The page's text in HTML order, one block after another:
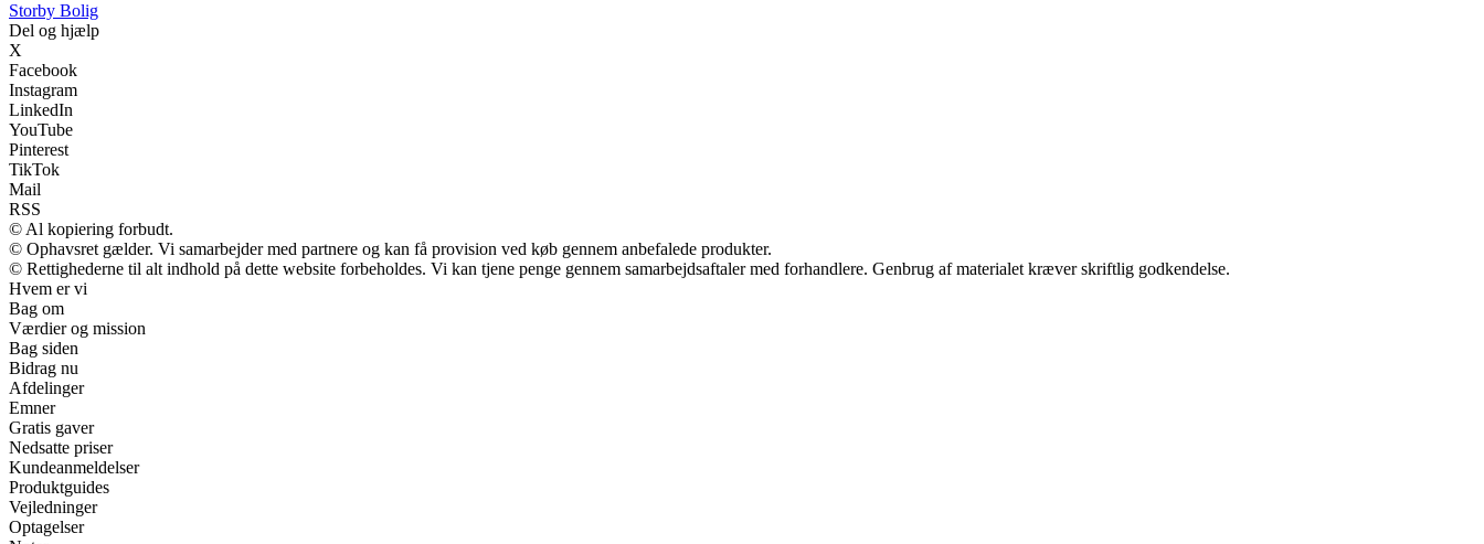
Storby Bolig
Del og hjælp
X
Facebook
Instagram
LinkedIn
YouTube
Pinterest
TikTok
Mail
RSS
© Al kopiering forbudt.
© Ophavsret gælder. Vi samarbejder med partnere og kan få provision ved køb gennem anbefalede produkter.
© Rettighederne til alt indhold på dette website forbeholdes. Vi kan tjene penge gennem samarbejdsaftaler med forhandlere. Genbrug af materialet kræver skriftlig godkendelse.
Hvem er vi
Bag om
Værdier og mission
Bag siden
Bidrag nu
Afdelinger
Emner
Gratis gaver
Nedsatte priser
Kundeanmeldelser
Produktguides
Vejledninger
Optagelser